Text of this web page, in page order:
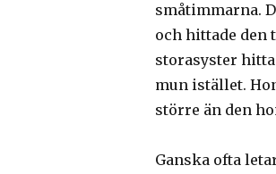
småtimmarna.
och hittade den
storasyster
mun istället.
större än den
Ganska ofta